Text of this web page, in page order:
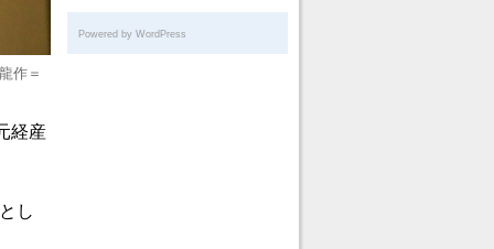
作＝
経産
し
Powered by WordPress